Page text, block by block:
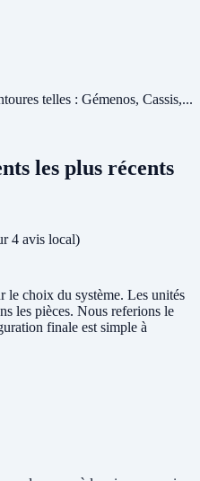
telles : Gémenos, Cassis,...
les plus récents
4 avis local)
le choix du système. Les unités
les pièces. Nous referions le
finale est simple à